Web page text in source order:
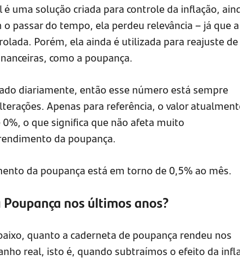
é uma solução criada para controle da inflação,
o passar do tempo, ela perdeu relevância – já que a
Porém, ela ainda é utilizada para reajuste de
como a poupança.
diariamente, então esse número está sempre
Apenas para referência, o valor
o que significa que não afeta muito
da poupança.
da poupança está em torno de 0,5% ao mês.
nos últimos anos?
quanto a caderneta de poupança rendeu nos
real, isto é, quando subtraímos o efeito da